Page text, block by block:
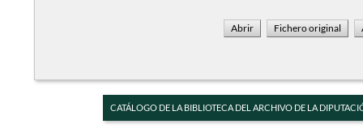
CATÁLOGO DE LA BIBLIOTECA DEL ARCHIVO DE LA